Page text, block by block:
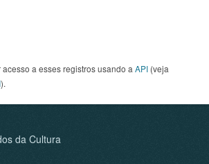
a esses registros usando a API (veja
).
da Cultura